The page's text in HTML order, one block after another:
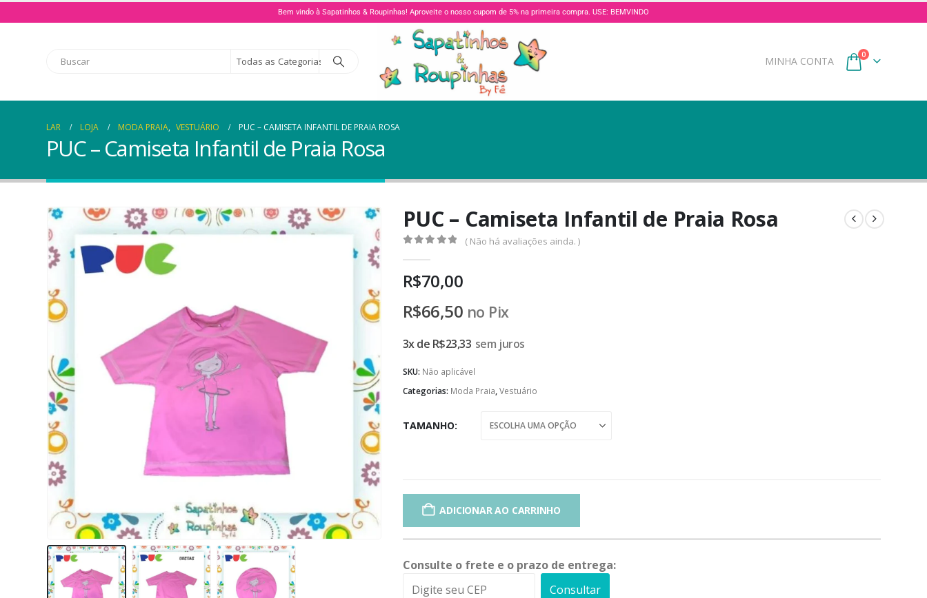
Bem vindo à Sapatinhos & Roupinhas! Aproveite o nosso cupom de 5% na primeira compra. USE: BEMVINDO
Todas as Categorias MINHA CONTA 0
LAR LOJA MODA PRAIA, VESTUÁRIO PUC – CAMISETA INFANTIL DE PRAIA ROSA
PUC – Camiseta Infantil de Praia Rosa
PUC – Camiseta Infantil de Praia Rosa
( Não há avaliações ainda. )
R$70,00
R$66,50 no Pix
3x de R$23,33 sem juros
SKU: Não aplicável
Categorias: Moda Praia,Vestuário
TAMANHO
ADICIONAR AO CARRINHO
Consulte o frete e o prazo de entrega:
Consultar